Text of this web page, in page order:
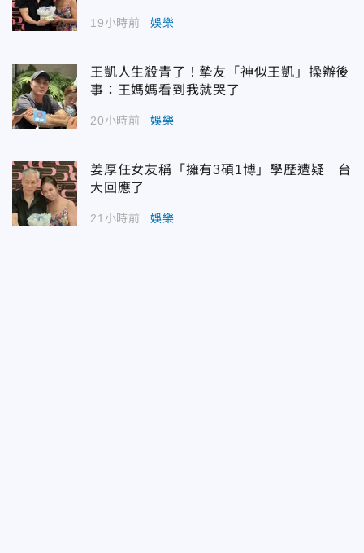
19小時前 娛樂
王凱人生殺青了！摯友「神似王凱」操辦後
事：王媽媽看到我就哭了
20小時前 娛樂
姜厚任女友稱「擁有3碩1博」學歷遭疑 台
大回應了
21小時前 娛樂